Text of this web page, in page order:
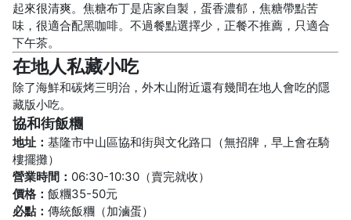
起來很清爽。焦糖布丁是店家自製，蛋香濃郁，焦糖帶點苦
味，很適合配黑咖啡。不過餐點選擇少，正餐不推薦，只適合
下午茶。
在地人私藏小吃
除了海鮮和碳烤三明治，外木山附近還有幾間在地人會吃的隱
藏版小吃。
協和街飯糰
地址： 基隆市中山區協和街與文化路口（無招牌，早上會在騎
樓擺攤）
營業時間： 06:30-10:30（賣完就收）
價格： 飯糰35-50元
必點： 傳統飯糰（加滷蛋）